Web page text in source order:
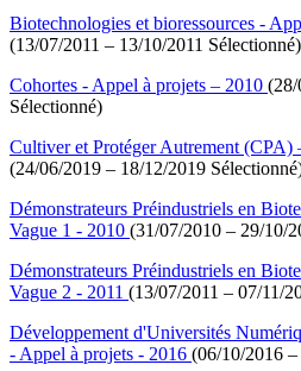
Biotechnologies et bioressources -
(13/07/2011 – 13/10/2011 Sélectionné)
Cohortes - Appel à projets – 2010 (28/
Sélectionné)
Cultiver et Protéger Autrement (CPA)
(24/06/2019 – 18/12/2019
Démonstrateurs Préindustriels en
Vague 1 - 2010 (31/07/2010 – 29/10/
Démonstrateurs Préindustriels en
Vague 2 - 2011 (13/07/2011 – 07/11/
Développement d'Universités
- Appel à projets - 2016 (06/10/2016